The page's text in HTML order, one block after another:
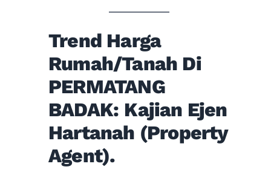
Trend Harga
Rumah/Tanah Di
PERMATANG
BADAK: Kajian Ejen
Hartanah (Property
Agent).